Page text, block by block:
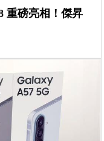
重磅亮相！傑昇